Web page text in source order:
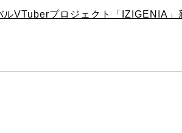
ルVTuberプロジェクト「IZIGENIA